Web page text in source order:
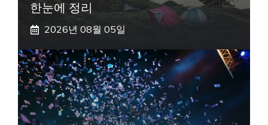
한눈에 정리
2026년 08월 05일